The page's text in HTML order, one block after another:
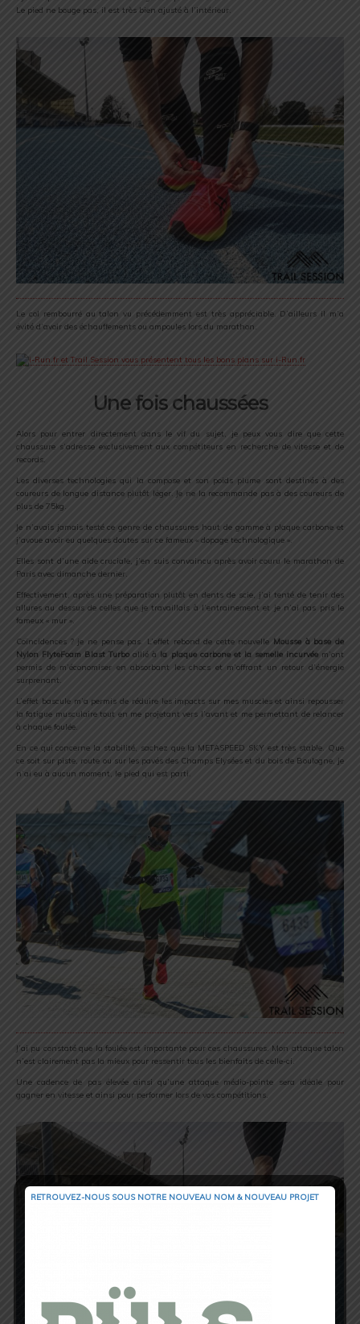
Le pied ne bouge pas, il est très bien ajusté à l’intérieur.
Le col rembourré au talon vu précédemment est très appréciable. D’ailleurs il m’a
évité d’avoir des échauffements ou ampoules lors du marathon.
Une fois chaussées
Alors pour entrer directement dans le vif du sujet, je peux vous dire que cette
chaussure s’adresse exclusivement aux compétiteurs en recherche de vitesse et de
records.
Les diverses technologies qui la compose et son poids plume sont destinés à des
coureurs de longue distance plutôt léger. Je ne la recommande pas à des coureurs de
plus de 75kg.
Je n’avais jamais testé ce genre de chaussures haut de gamme à plaque carbone et
j’avoue avoir eu quelques doutes sur ce fameux « dopage technologique ».
Elles sont d’une aide cruciale, j’en suis convaincu après avoir couru le marathon de
Paris avec dimanche dernier.
Effectivement, après une préparation plutôt en dents de scie, j’ai tenté de tenir des
allures au dessus de celles que je travaillais à l’entrainement et je n’ai pas pris le
fameux « mur ».
Coïncidences ? je ne pense pas. L’effet rebond de cette nouvelle Mousse à base de
Nylon FlyteFoam Blast Turboallié à la plaque carbone et la semelle incurvéem’ont
permis de m’économiser en absorbant les chocs et m’offrant un retour d’énergie
surprenant.
L’effet bascule m’a permis de réduire les impacts sur mes muscles et ainsi repousser
la fatigue musculaire tout en me projetant vers l’avant et me permettant de relancer
à chaque foulée.
En ce qui concerne la stabilité, sachez que la METASPEED SKY est très stable. Que
ce soit sur piste, route ou sur les pavés des Champs Elysées et du bois de Boulogne, je
n’ai eu à aucun moment, le pied qui est parti.
J’ai pu constaté que la foulée est importante pour ces chaussures. Mon attaque talon
n’est clairement pas la mieux pour ressentir tous les bienfaits de celle-ci.
Une cadence de pas élevée ainsi qu’une attaque médio-pointe sera idéale pour
gagner en vitesse et ainsi pour performer lors de vos compétitions.
RETROUVEZ-NOUS SOUS NOTRE NOUVEAU NOM & NOUVEAU PROJET